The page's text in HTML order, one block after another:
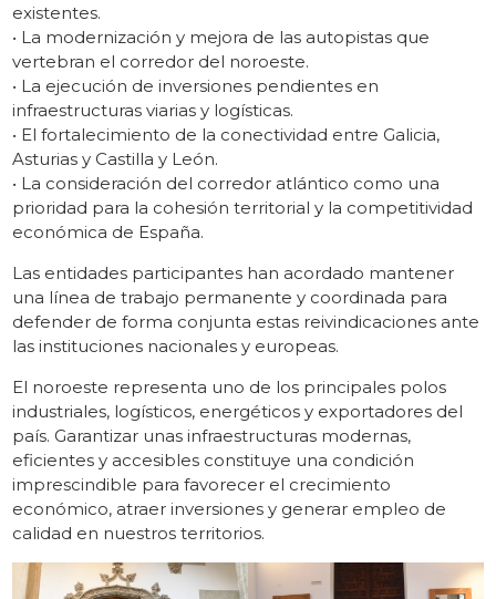
existentes.
• La modernización y mejora de las autopistas que
vertebran el corredor del noroeste.
• La ejecución de inversiones pendientes en
infraestructuras viarias y logísticas.
• El fortalecimiento de la conectividad entre Galicia,
Asturias y Castilla y León.
• La consideración del corredor atlántico como una
prioridad para la cohesión territorial y la competitividad
económica de España.
Las entidades participantes han acordado mantener
una línea de trabajo permanente y coordinada para
defender de forma conjunta estas reivindicaciones ante
las instituciones nacionales y europeas.
El noroeste representa uno de los principales polos
industriales, logísticos, energéticos y exportadores del
país. Garantizar unas infraestructuras modernas,
eficientes y accesibles constituye una condición
imprescindible para favorecer el crecimiento
económico, atraer inversiones y generar empleo de
calidad en nuestros territorios.